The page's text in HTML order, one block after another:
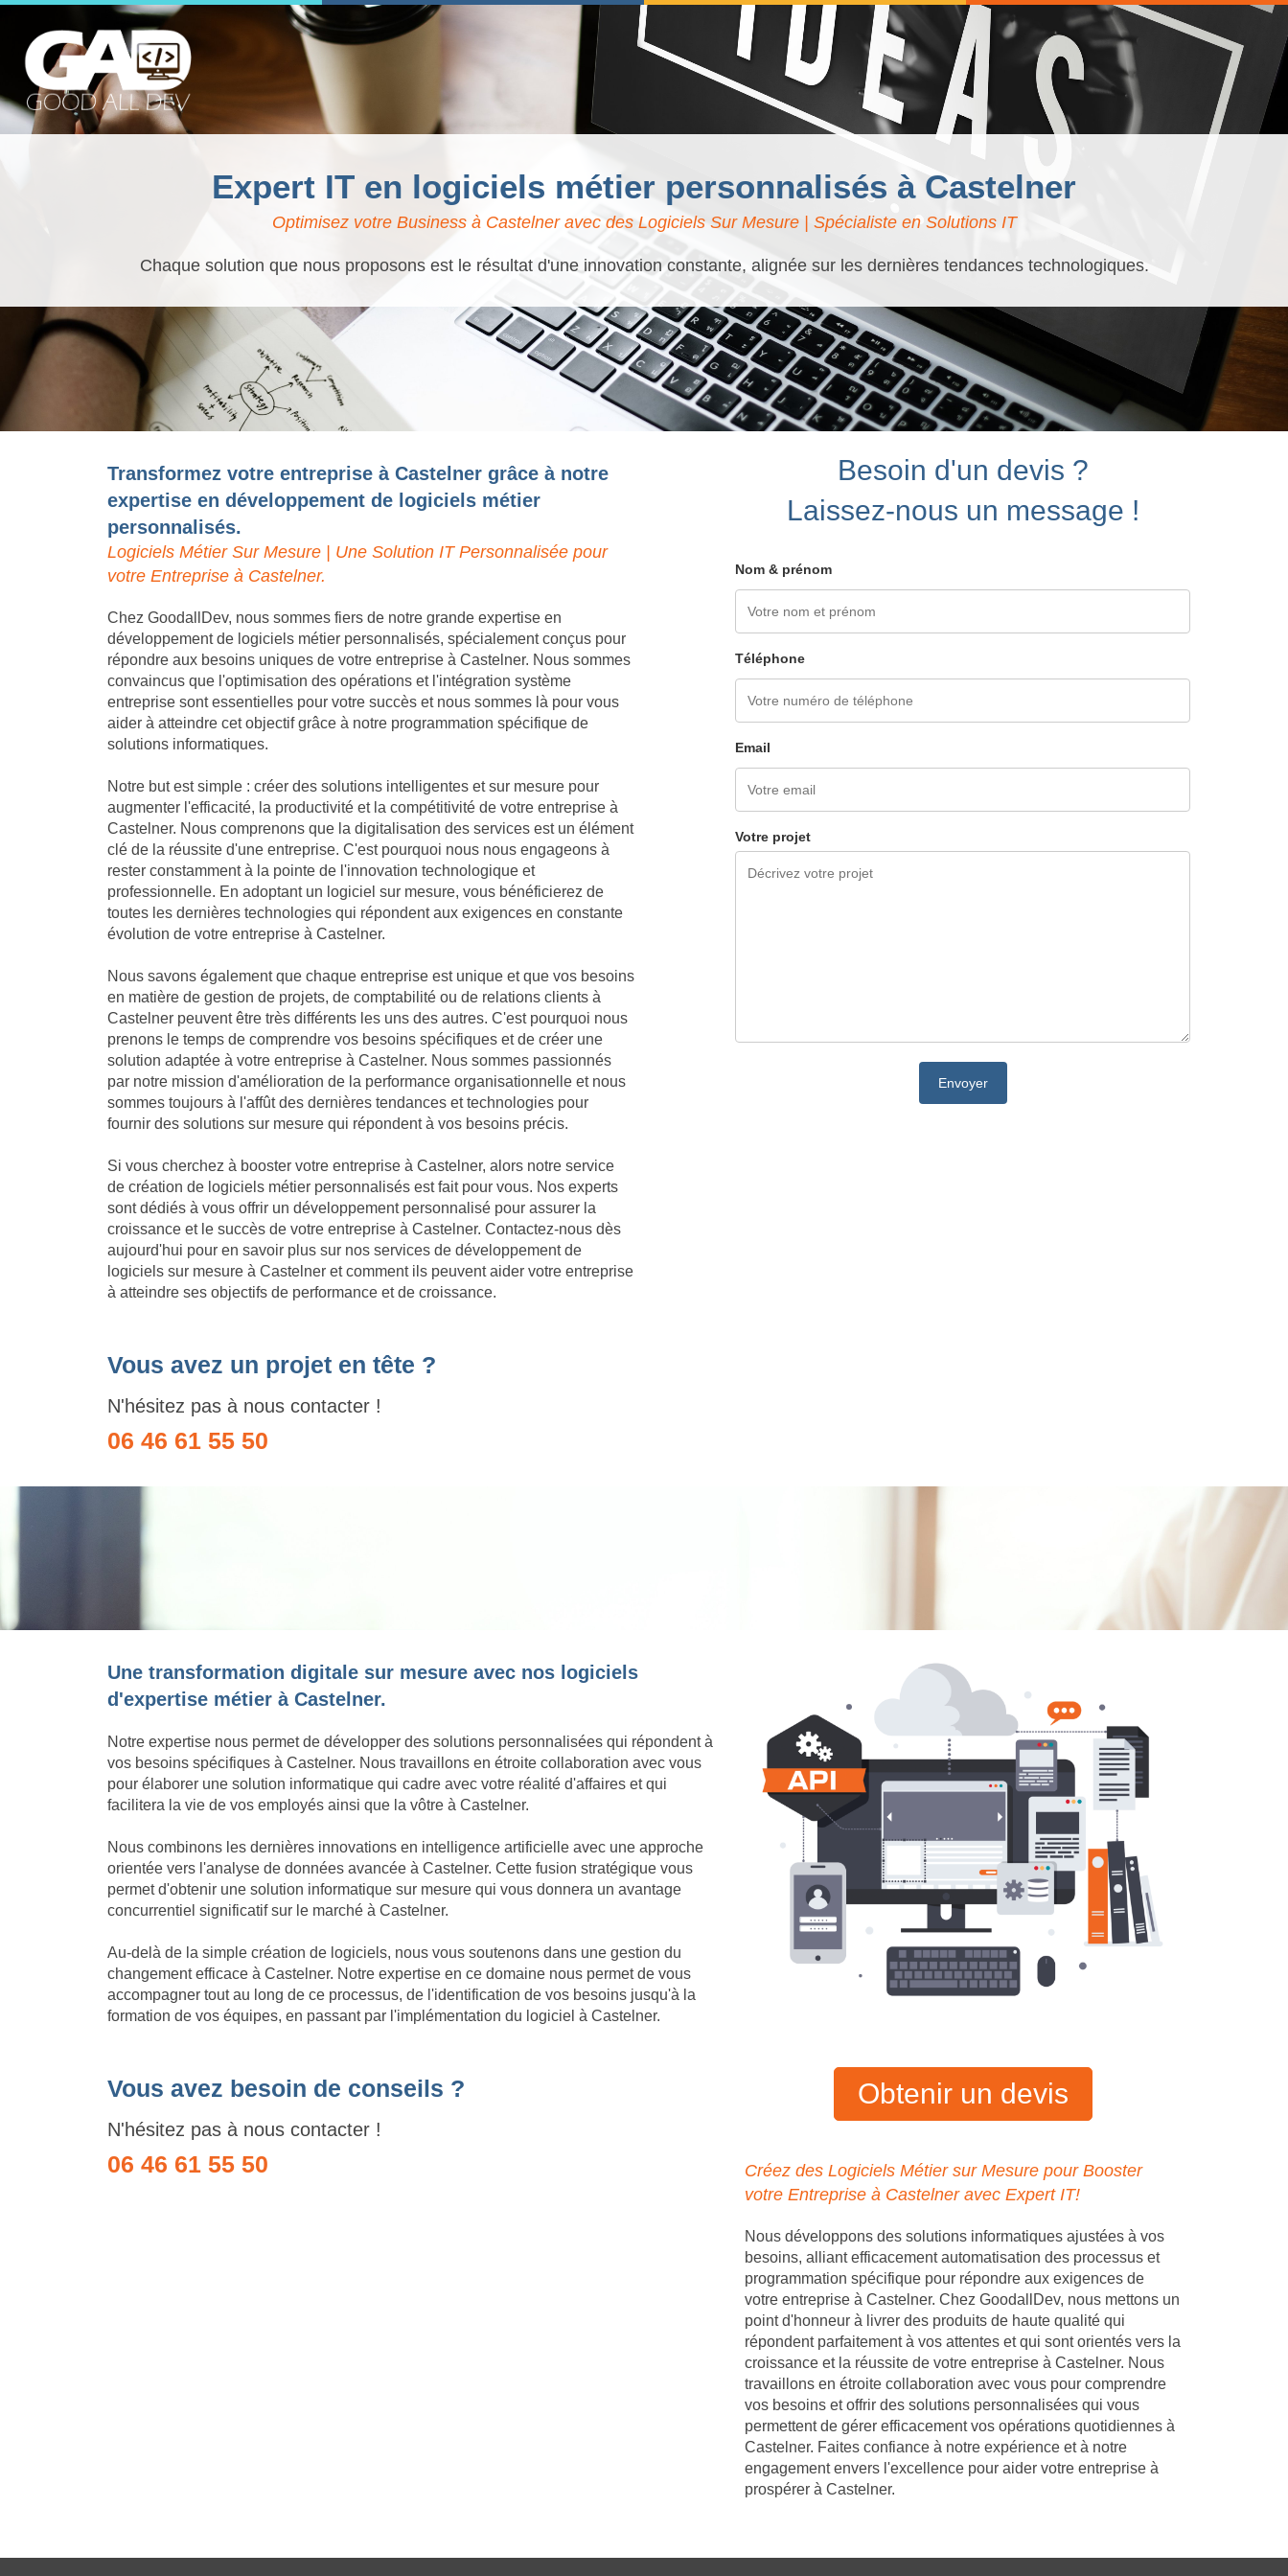
Expert IT en logiciels métier personnalisés à Castelner
Optimisez votre Business à Castelner avec des Logiciels Sur Mesure | Spécialiste en Solutions IT
Chaque solution que nous proposons est le résultat d'une innovation constante, alignée sur les dernières tendances technologiques.
Transformez votre entreprise à Castelner grâce à notre
expertise en développement de logiciels métier
personnalisés.
Logiciels Métier Sur Mesure | Une Solution IT Personnalisée pour
votre Entreprise à Castelner.
Chez GoodallDev, nous sommes fiers de notre grande expertise en
développement de logiciels métier personnalisés, spécialement conçus pour
répondre aux besoins uniques de votre entreprise à Castelner. Nous sommes
convaincus que l'optimisation des opérations et l'intégration système
entreprise sont essentielles pour votre succès et nous sommes là pour vous
aider à atteindre cet objectif grâce à notre programmation spécifique de
solutions informatiques.
Notre but est simple : créer des solutions intelligentes et sur mesure pour
augmenter l'efficacité, la productivité et la compétitivité de votre entreprise à
Castelner. Nous comprenons que la digitalisation des services est un élément
clé de la réussite d'une entreprise. C'est pourquoi nous nous engageons à
rester constamment à la pointe de l'innovation technologique et
professionnelle. En adoptant un logiciel sur mesure, vous bénéficierez de
toutes les dernières technologies qui répondent aux exigences en constante
évolution de votre entreprise à Castelner.
Nous savons également que chaque entreprise est unique et que vos besoins
en matière de gestion de projets, de comptabilité ou de relations clients à
Castelner peuvent être très différents les uns des autres. C'est pourquoi nous
prenons le temps de comprendre vos besoins spécifiques et de créer une
solution adaptée à votre entreprise à Castelner. Nous sommes passionnés
par notre mission d'amélioration de la performance organisationnelle et nous
sommes toujours à l'affût des dernières tendances et technologies pour
fournir des solutions sur mesure qui répondent à vos besoins précis.
Si vous cherchez à booster votre entreprise à Castelner, alors notre service
de création de logiciels métier personnalisés est fait pour vous. Nos experts
sont dédiés à vous offrir un développement personnalisé pour assurer la
croissance et le succès de votre entreprise à Castelner. Contactez-nous dès
aujourd'hui pour en savoir plus sur nos services de développement de
logiciels sur mesure à Castelner et comment ils peuvent aider votre entreprise
à atteindre ses objectifs de performance et de croissance.
Vous avez un projet en tête ?
N'hésitez pas à nous contacter !
06 46 61 55 50
Besoin d'un devis ?
Laissez-nous un message !
Nom & prénom
Téléphone
Email
Votre projet
Une transformation digitale sur mesure avec nos logiciels
d'expertise métier à Castelner.
Notre expertise nous permet de développer des solutions personnalisées qui répondent à
vos besoins spécifiques à Castelner. Nous travaillons en étroite collaboration avec vous
pour élaborer une solution informatique qui cadre avec votre réalité d'affaires et qui
facilitera la vie de vos employés ainsi que la vôtre à Castelner.
Nous combinons les dernières innovations en intelligence artificielle avec une approche
orientée vers l'analyse de données avancée à Castelner. Cette fusion stratégique vous
permet d'obtenir une solution informatique sur mesure qui vous donnera un avantage
concurrentiel significatif sur le marché à Castelner.
Au-delà de la simple création de logiciels, nous vous soutenons dans une gestion du
changement efficace à Castelner. Notre expertise en ce domaine nous permet de vous
accompagner tout au long de ce processus, de l'identification de vos besoins jusqu'à la
formation de vos équipes, en passant par l'implémentation du logiciel à Castelner.
Vous avez besoin de conseils ?
N'hésitez pas à nous contacter !
06 46 61 55 50
Obtenir un devis
Créez des Logiciels Métier sur Mesure pour Booster
votre Entreprise à Castelner avec Expert IT!
Nous développons des solutions informatiques ajustées à vos
besoins, alliant efficacement automatisation des processus et
programmation spécifique pour répondre aux exigences de
votre entreprise à Castelner. Chez GoodallDev, nous mettons un
point d'honneur à livrer des produits de haute qualité qui
répondent parfaitement à vos attentes et qui sont orientés vers la
croissance et la réussite de votre entreprise à Castelner. Nous
travaillons en étroite collaboration avec vous pour comprendre
vos besoins et offrir des solutions personnalisées qui vous
permettent de gérer efficacement vos opérations quotidiennes à
Castelner. Faites confiance à notre expérience et à notre
engagement envers l'excellence pour aider votre entreprise à
prospérer à Castelner.